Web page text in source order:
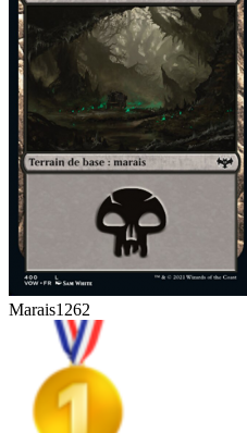
Marais1262